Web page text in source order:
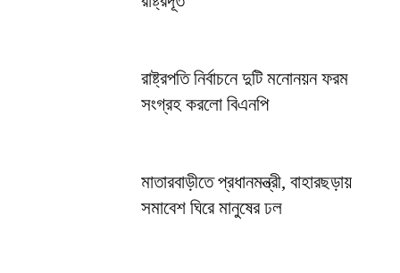
রাষ্ট্রপতি নির্বাচনে দুটি মনোনয়ন ফরম
সংগ্রহ করলো বিএনপি
মাতারবাড়ীতে প্রধানমন্ত্রী, বাহারছড়ায়
সমাবেশ ঘিরে মানুষের ঢল